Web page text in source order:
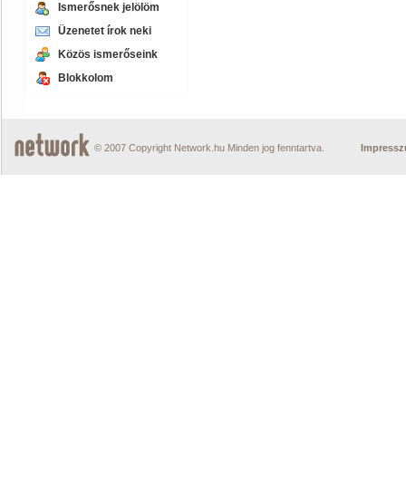
Ismerősnek jelölöm
Üzenetet írok neki
Közös ismerőseink
Blokkolom
© 2007 Copyright Network.hu Minden jog fenntartva.